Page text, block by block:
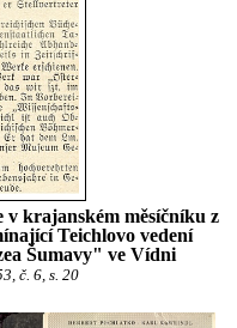
v krajanském měsíčníku z
Teichlovo vedení
Šumavy" ve Vídni
č. 6, s. 20